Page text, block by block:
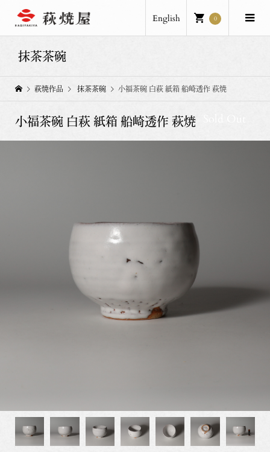
English 0
抹茶茶碗
萩焼作品 抹茶茶碗 小福茶碗 白萩 紙箱 船崎透作 萩焼
小福茶碗 白萩 紙箱 船崎透作 萩焼